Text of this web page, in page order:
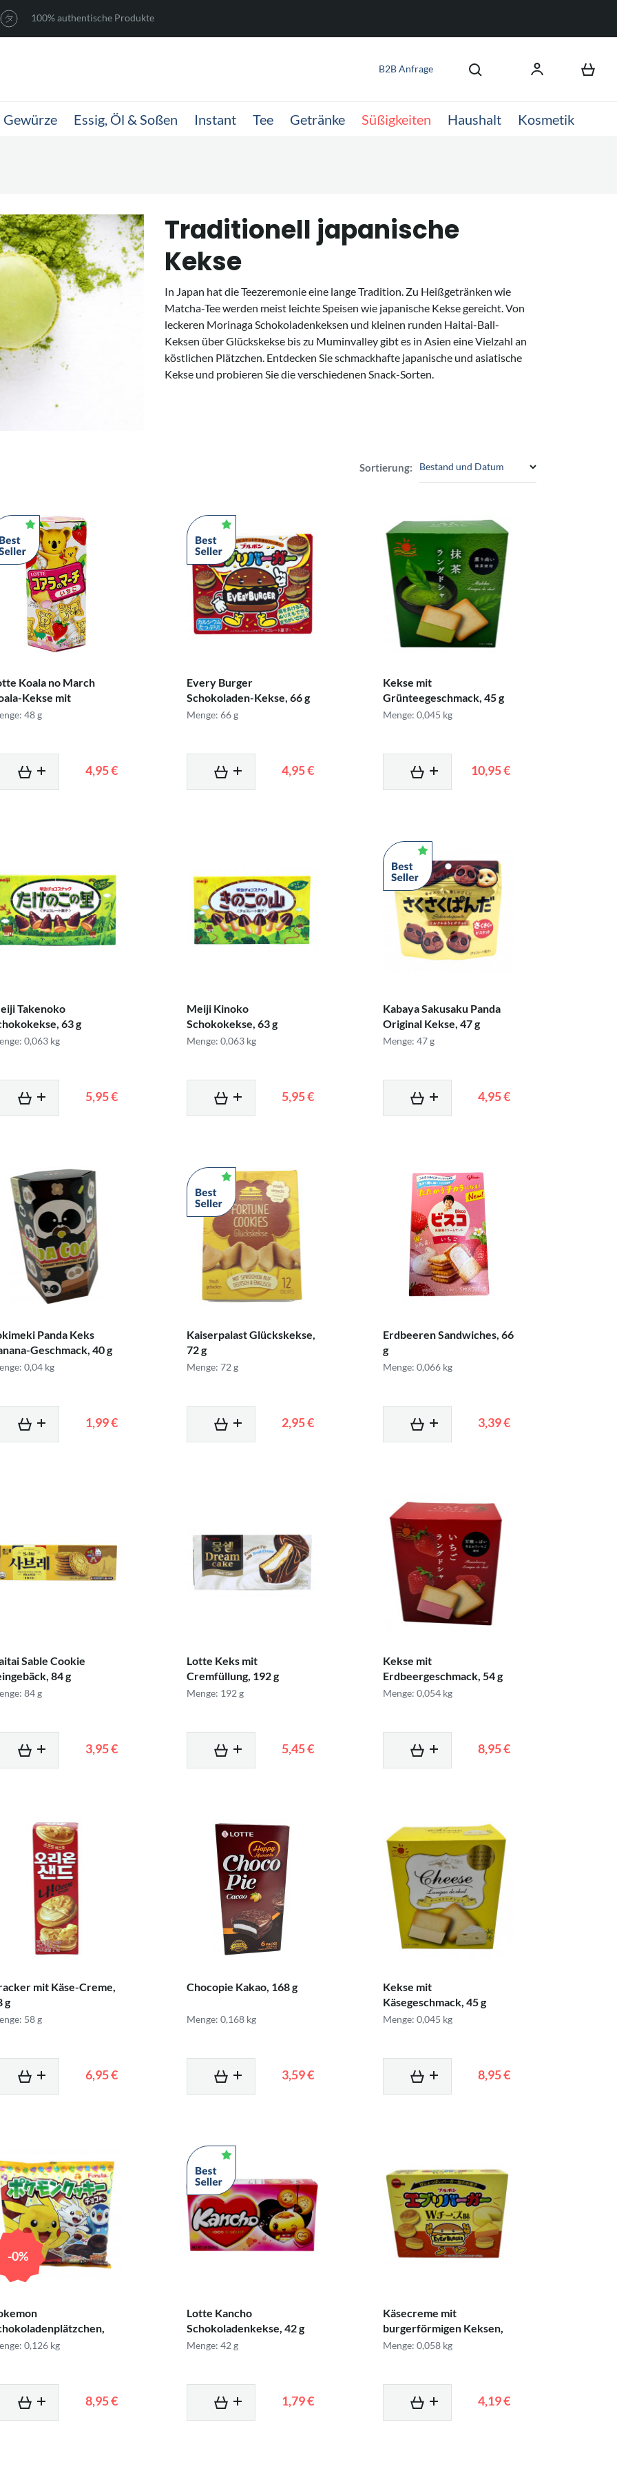
100% authentische Produkte
B2B Anfrage
Gewürze Essig, Öl & Soßen Instant Tee Getränke Süßigkeiten Haushalt Kosmetik
Traditionell japanische
Kekse
In Japan hat die Teezeremonie eine lange Tradition. Zu Heißgetränken wie
Matcha-Tee werden meist leichte Speisen wie japanische Kekse gereicht. Von
leckeren Morinaga Schokoladenkeksen und kleinen runden Haitai-Ball-
Keksen über Glückskekse bis zu Muminvalley gibt es in Asien eine Vielzahl an
köstlichen Plätzchen. Entdecken Sie schmackhafte japanische und asiatische
Kekse und probieren Sie die verschiedenen Snack-Sorten.
Sortierung: Bestand und Datum
Koala no March
Kekse mit
48 g
4,95 €
Every Burger
Schokoladen-Kekse, 66 g
Menge: 66 g
4,95 €
Kekse mit
Grünteegeschmack, 45 g
Menge: 0,045 kg
10,95 €
Takenoko
63 g
0,063 kg
5,95 €
Meiji Kinoko
Schokokekse, 63 g
Menge: 0,063 kg
5,95 €
Kabaya Sakusaku Panda
Original Kekse, 47 g
Menge: 47 g
4,95 €
Panda Keks
Geschmack, 40 g
0,04 kg
1,99 €
Kaiserpalast Glückskekse,
72 g
Menge: 72 g
2,95 €
Erdbeeren Sandwiches, 66
g
Menge: 0,066 kg
3,39 €
Sable Cookie
84 g
84 g
3,95 €
Lotte Keks mit
Cremfüllung, 192 g
Menge: 192 g
5,45 €
Kekse mit
Erdbeergeschmack, 54 g
Menge: 0,054 kg
8,95 €
mit Käse-Creme,
g
58 g
6,95 €
Chocopie Kakao, 168 g
Menge: 0,168 kg
3,59 €
Kekse mit
Käsegeschmack, 45 g
Menge: 0,045 kg
8,95 €
-0%
g
0,126 kg
8,95 €
Lotte Kancho
Schokoladenkekse, 42 g
Menge: 42 g
1,79 €
Käsecreme mit
burgerförmigen Keksen,
58 g
Menge: 0,058 kg
4,19 €